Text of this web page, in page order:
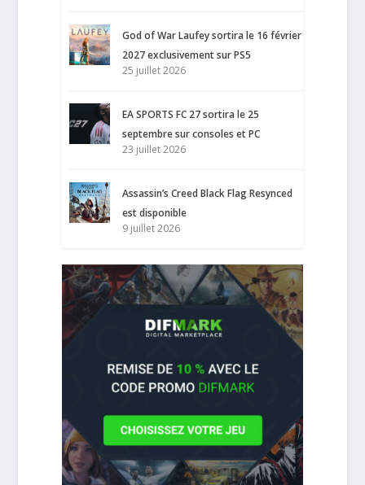
God of War Laufey sortira le 16 février
2027 exclusivement sur PS5
25 juillet 2026
EA SPORTS FC 27 sortira le 25
septembre sur consoles et PC
23 juillet 2026
Assassin’s Creed Black Flag Resynced
est disponible
9 juillet 2026